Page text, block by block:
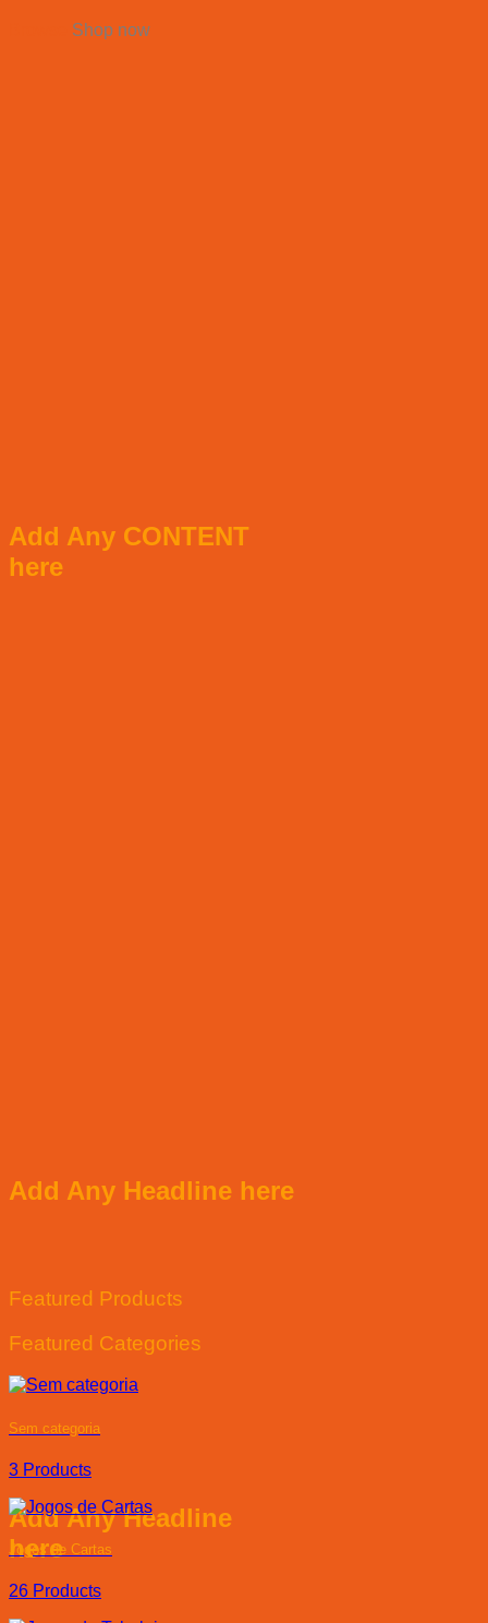
Shop now
Add Any CONTENT
here
Add Any Headline here
Add Any Headline
here
Featured Products
Featured Categories
Sem categoria
3 Products
Jogos de Cartas
26 Products